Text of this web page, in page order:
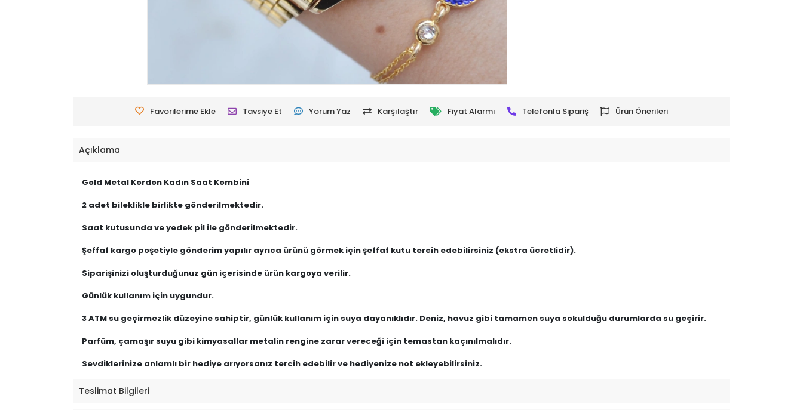
Favorilerime Ekle Tavsiye Et Yorum Yaz Karşılaştır Fiyat Alarmı Telefonla Sipariş Ürün Önerileri
Açıklama
Gold Metal Kordon Kadın Saat Kombini
2 adet bileklikle birlikte gönderilmektedir.
Saat kutusunda ve yedek pil ile gönderilmektedir.
Şeffaf kargo poşetiyle gönderim yapılır ayrıca ürünü görmek için şeffaf kutu tercih edebilirsiniz (ekstra ücretlidir).
Siparişinizi oluşturduğunuz gün içerisinde ürün kargoya verilir.
Günlük kullanım için uygundur.
3 ATM su geçirmezlik düzeyine sahiptir, günlük kullanım için suya dayanıklıdır. Deniz, havuz gibi tamamen suya sokulduğu durumlarda su geçirir.
Parfüm, çamaşır suyu gibi kimyasallar metalin rengine zarar vereceği için temastan kaçınılmalıdır.
Sevdiklerinize anlamlı bir hediye arıyorsanız tercih edebilir ve hediyenize not ekleyebilirsiniz.
Teslimat Bilgileri